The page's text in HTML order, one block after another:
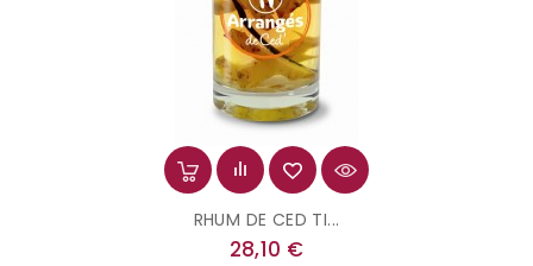
RHUM DE CED TI...
Prix
28,10 €